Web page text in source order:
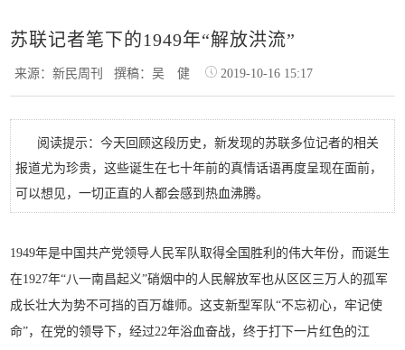
苏联记者笔下的1949年“解放洪流”
来源：新民周刊撰稿：吴 健 2019-10-16 15:17
阅读提示：今天回顾这段历史，新发现的苏联多位记者的相关
报道尤为珍贵，这些诞生在七十年前的真情话语再度呈现在面前，
可以想见，一切正直的人都会感到热血沸腾。
1949年是中国共产党领导人民军队取得全国胜利的伟大年份，而诞生
在1927年“八一南昌起义”硝烟中的人民解放军也从区区三万人的孤军
成长壮大为势不可挡的百万雄师。这支新型军队“不忘初心，牢记使
命”，在党的领导下，经过22年浴血奋战，终于打下一片红色的江